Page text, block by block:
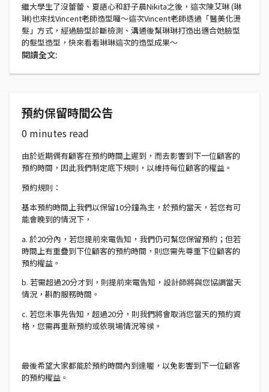
繼大學生了沒蕾蕾、夏語心和舒子晨Nikita之後，這次陳艾琳 (琳
琳)也來找Vincent老師造型囉～這次Vincent老師透過「醫美化燙
髮」方式，經過臉型診斷檢測、溝通後幫琳琳打造出適合她臉型
的髮型造型，快來看看琳琳這次的造型成果～
閱讀全文:
預約保留時間公告
0 minutes read
由於近期偶有顧客在預約時間上遲到，而去影響到下一位顧客的
預約時間，因此我們制定底下規則，以維持每位顧客的權益。
預約規則：
基本預約時間上我們以保留10分鐘為主，於預約當天，若您有可
能會晚到的情況下，
a. 於20分內，若您提前來電告知，我們仍可幫您保留預約；但若
時間上有重疊到下位顧客的預約時間，則您需先尊重下位顧客的
預約權益。
b. 若需超過20分才到，則提前來電告知，設計師將與您協調當天
情況，斟酌服務時間。
c. 若您未事先告知，超過20分，則我們將會取消您當天的預約資
格，您需再重新預約或依現場情況等候。
最後希望大家都能於預約時間內到達喔，以免影響到下一位顧客
的預約權益。